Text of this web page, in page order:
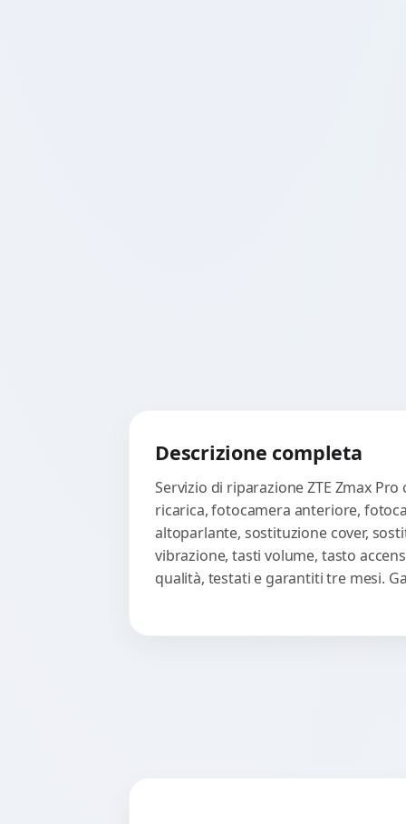
Descrizione completa
Servizio di riparazione ZTE Zmax
ricarica, fotocamera anteriore,
altoparlante, sostituzione cover,
vibrazione, tasti volume, tasto
qualità, testati e garantiti tre mesi.